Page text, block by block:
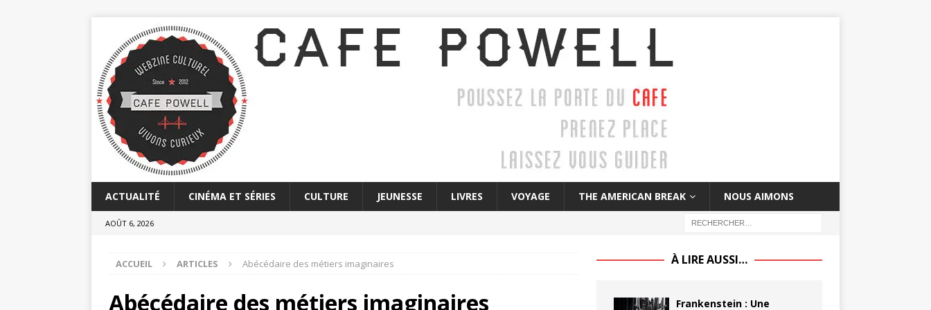
ACTUALITÉ CINÉMA ET SÉRIES CULTURE JEUNESSE LIVRES VOYAGE THE AMERICAN BREAK NOUS AIMONS
AOÛT 6, 2026
ACCUEIL ARTICLES Abécédaire des métiers imaginaires
Abécédaire des métiers imaginaires
À LIRE AUSSI…
Frankenstein : Une